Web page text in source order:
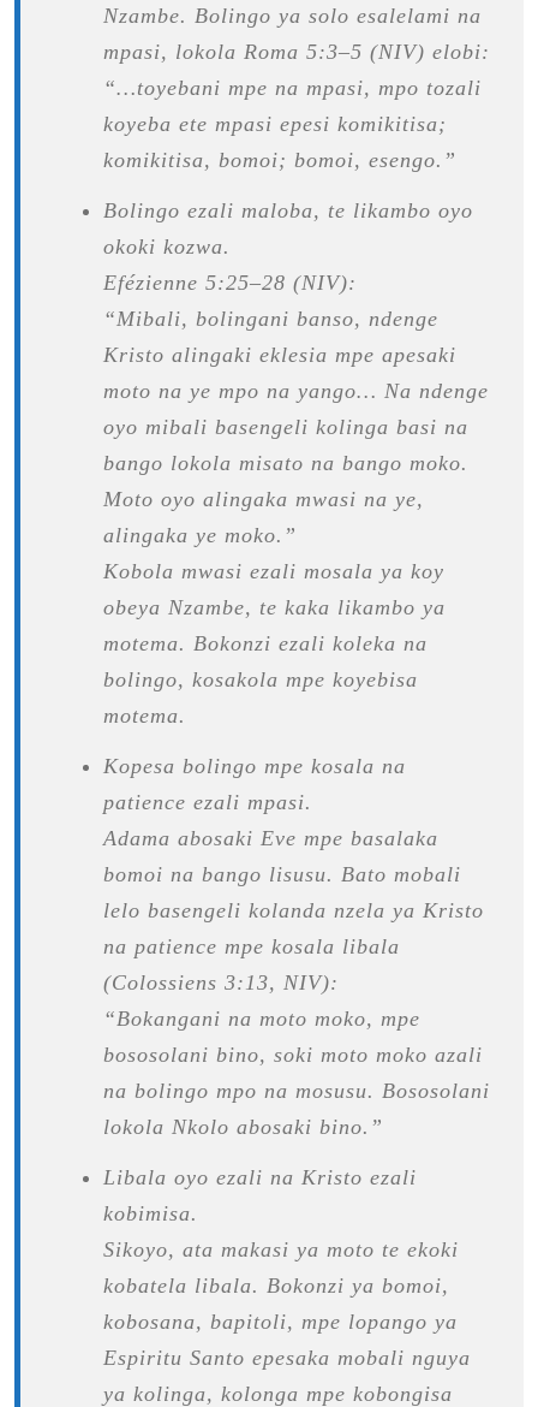
Nzambe. Bolingo ya solo esalelami na
mpasi, lokola Roma 5:3–5 (NIV) elobi:
“…toyebani mpe na mpasi, mpo tozali
koyeba ete mpasi epesi komikitisa;
komikitisa, bomoi; bomoi, esengo.”
Bolingo ezali maloba, te likambo oyo
okoki kozwa.
Efézienne 5:25–28 (NIV):
“Mibali, bolingani banso, ndenge
Kristo alingaki eklesia mpe apesaki
moto na ye mpo na yango… Na ndenge
oyo mibali basengeli kolinga basi na
bango lokola misato na bango moko.
Moto oyo alingaka mwasi na ye,
alingaka ye moko.”
Kobola mwasi ezali mosala ya koy
obeya Nzambe, te kaka likambo ya
motema. Bokonzi ezali koleka na
bolingo, kosakola mpe koyebisa
motema.
Kopesa bolingo mpe kosala na
patience ezali mpasi.
Adama abosaki Eve mpe basalaka
bomoi na bango lisusu. Bato mobali
lelo basengeli kolanda nzela ya Kristo
na patience mpe kosala libala
(Colossiens 3:13, NIV):
“Bokangani na moto moko, mpe
bososolani bino, soki moto moko azali
na bolingo mpo na mosusu. Bososolani
lokola Nkolo abosaki bino.”
Libala oyo ezali na Kristo ezali
kobimisa.
Sikoyo, ata makasi ya moto te ekoki
kobatela libala. Bokonzi ya bomoi,
kobosana, bapitoli, mpe lopango ya
Espiritu Santo epesaka mobali nguya
ya kolinga, kolonga mpe kobongisa